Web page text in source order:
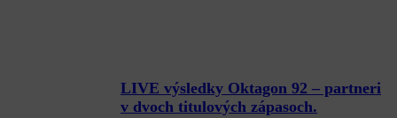
LIVE výsledky Oktagon 92 – partneri
v dvoch titulových zápasoch.